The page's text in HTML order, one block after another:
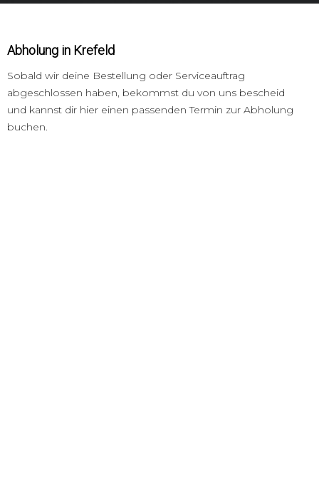
Abholung in Krefeld
Sobald wir deine Bestellung oder Serviceauftrag
abgeschlossen haben, bekommst du von uns bescheid
und kannst dir hier einen passenden Termin zur Abholung
buchen.